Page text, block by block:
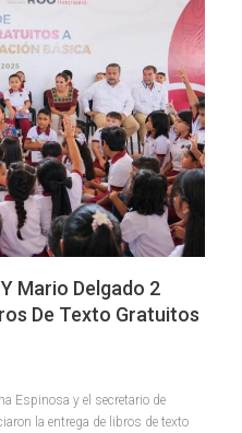
Mario Delgado 2
De Texto Gratuitos
Espinosa y el secretario de
la entrega de libros de texto